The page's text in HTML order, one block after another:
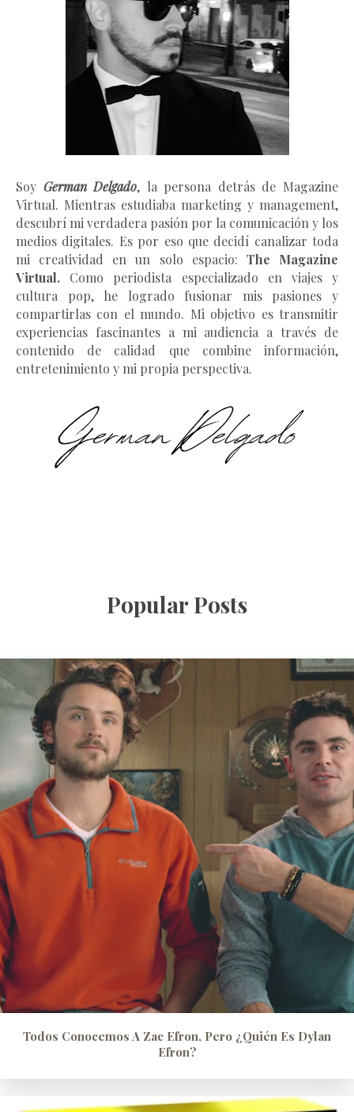
Soy German Delgado, la persona detrás de Magazine
Virtual. Mientras estudiaba marketing y management,
descubrí mi verdadera pasión por la comunicación y los
medios digitales. Es por eso que decidí canalizar toda
mi creatividad en un solo espacio: The Magazine
Virtual. Como periodista especializado en viajes y
cultura pop, he logrado fusionar mis pasiones y
compartirlas con el mundo. Mi objetivo es transmitir
experiencias fascinantes a mi audiencia a través de
contenido de calidad que combine información,
entretenimiento y mi propia perspectiva.
Popular Posts
Todos Conocemos A Zac Efron, Pero ¿quién Es Dylan
Efron?